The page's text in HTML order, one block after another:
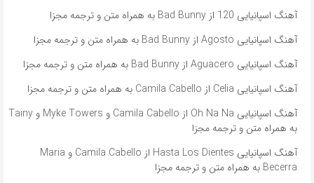
آهنگ اسپانیایی 120 از Bad Bunny به همراه متن و ترجمه مجزا
آهنگ اسپانیایی Agosto از Bad Bunny به همراه متن و ترجمه مجزا
آهنگ اسپانیایی Aguacero از Bad Bunny به همراه متن و ترجمه مجزا
آهنگ اسپانیایی Celia از Camila Cabello به همراه متن و ترجمه مجزا
آهنگ اسپانیایی Oh Na Na از Camila Cabello و Myke Towers و Tainy
به همراه متن و ترجمه مجزا
آهنگ اسپانیایی Hasta Los Dientes از Camila Cabello و Maria
Becerra به همراه متن و ترجمه مجزا